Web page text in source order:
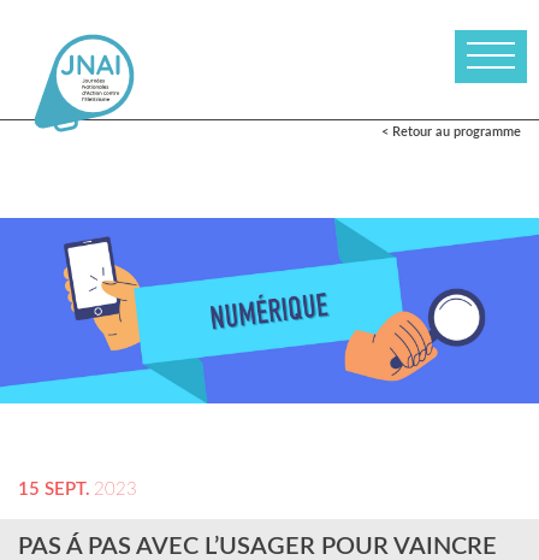
< Retour au programme
15 SEPT. 2023
PAS Á PAS AVEC L’USAGER POUR VAINCRE